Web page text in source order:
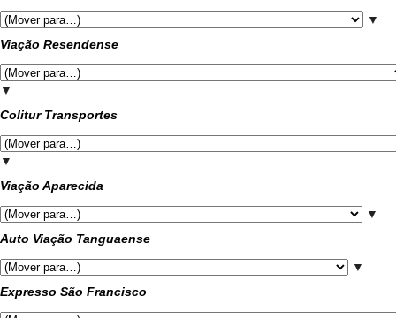
▼
Viação Resendense
▼
Colitur Transportes
▼
Viação Aparecida
▼
Auto Viação Tanguaense
▼
Expresso São Francisco